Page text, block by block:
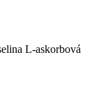
L-askorbová